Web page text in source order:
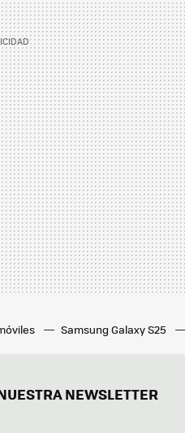
Samsung Galaxy S25
NEWSLETTER